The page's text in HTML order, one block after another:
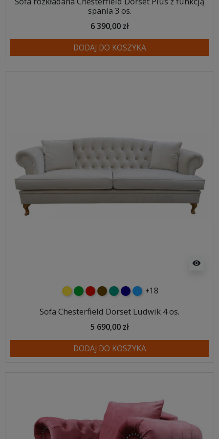
spania 3 os.
6 390,00 zł
DODAJ DO KOSZYKA
visibility
żółtyzielonyczerwony
czekoladowy
turkusowy
granatowy
niebieski
+18
Sofa Chesterfield Dorset Ludwik 4 os.
5 690,00 zł
DODAJ DO KOSZYKA